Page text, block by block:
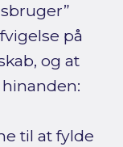
på
og at
til at fylde